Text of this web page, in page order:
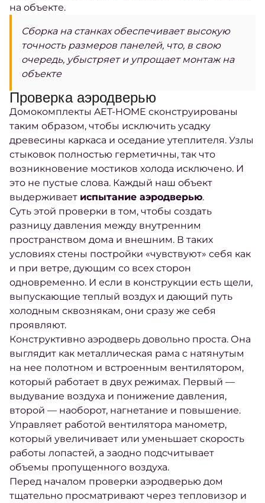
на объекте.
Сборка на станках обеспечивает высокую
точность размеров панелей, что, в свою
очередь, убыстряет и упрощает монтаж на
объекте
Проверка аэродверью
Домокомплекты AET-HOME сконструированы
таким образом, чтобы исключить усадку
древесины каркаса и оседание утеплителя. Узлы
стыковок полностью герметичны, так что
возникновение мостиков холода исключено. И
это не пустые слова. Каждый наш объект
выдерживает испытание аэродверью.
Суть этой проверки в том, чтобы создать
разницу давления между внутренним
пространством дома и внешним. В таких
условиях стены постройки «чувствуют» себя как
и при ветре, дующим со всех сторон
одновременно. И если в конструкции есть щели,
выпускающие теплый воздух и дающий путь
холодным сквознякам, они сразу же себя
проявляют.
Конструктивно аэродверь довольно проста. Она
выглядит как металлическая рама с натянутым
на нее полотном и встроенным вентилятором,
который работает в двух режимах. Первый —
выдувание воздуха и понижение давления,
второй — наоборот, нагнетание и повышение.
Управляет работой вентилятора манометр,
который увеличивает или уменьшает скорость
работы лопастей, а заодно подсчитывает
объемы пропущенного воздуха.
Перед началом проверки аэродверью дом
тщательно просматривают через тепловизор и